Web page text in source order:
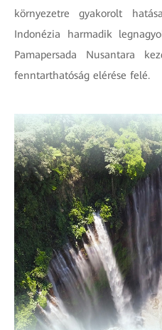
környezetre gyakorolt
Indonézia harmadik
Pamapersada Nusantara
fenntarthatóság elérése felé.